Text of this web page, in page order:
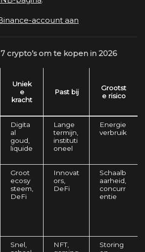
account aan
crypto’s om te kopen in 2026
Uniek
e
kracht
Past bij
Grootst
e risico
Digita
al
goud,
liquide
Lange
termijn,
instituti
oneel
Energie
verbruik
Groot
ecosy
steem,
DeFi
Innovat
ors,
DeFi
Schaalb
aarheid,
concurr
entie
Snel,
NFT,
Storing